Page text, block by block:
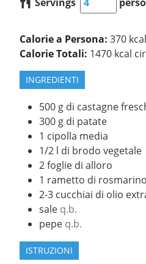
Calorie a Persona:370
Calorie Totali: 1470 kcal
INGREDIENTI
500 g di castagne
300 g di patate
1 cipolla media
1/2 l di brodo vegetale
2foglie di alloro
1 rametto di rosmarino
2-3 cucchiai di olio
sale q.b.
pepe q.b.
ISTRUZIONI